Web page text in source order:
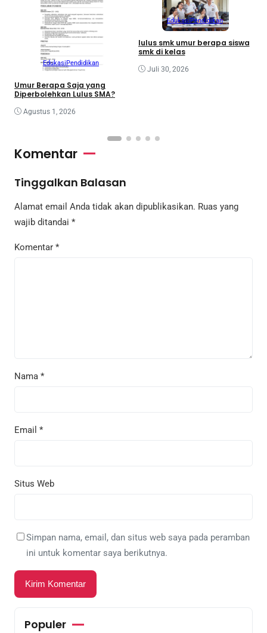
EdukasiPendidikan
Umur Berapa Saja yang
Diperbolehkan Lulus SMA?
Agustus 1, 2026
EdukasiPendidikan
lulus smk umur berapa siswa
smk di kelas
Juli 30, 2026
Komentar
Tinggalkan Balasan
Alamat email Anda tidak akan dipublikasikan. Ruas yang
wajib ditandai *
Komentar *
Nama *
Email *
Situs Web
Simpan nama, email, dan situs web saya pada peramban
ini untuk komentar saya berikutnya.
Populer